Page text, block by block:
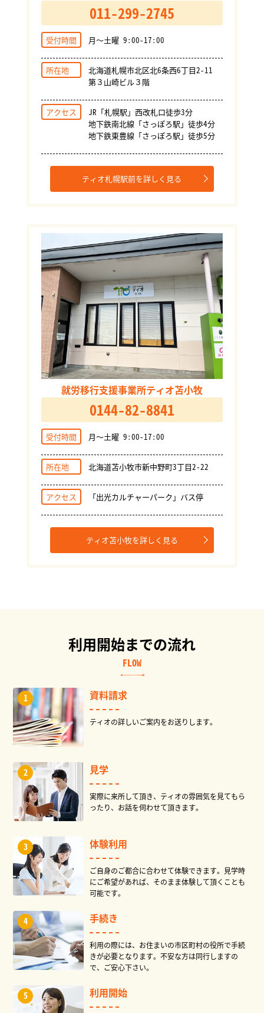
011-299-2745
受付時間 月～土曜 9:00-17:00
所在地
北海道札幌市北区北6条西6丁目2-11
第３山崎ビル３階
アクセス
JR「札幌駅」西改札口徒歩3分
地下鉄南北線「さっぽろ駅」徒歩4分
地下鉄東豊線「さっぽろ駅」徒歩5分
ティオ札幌駅前を詳しく見る
就労移行支援事業所ティオ苫小牧
0144-82-8841
受付時間 月～土曜 9:00-17:00
所在地 北海道苫小牧市新中野町3丁目2-22
アクセス 「出光カルチャーパーク」バス停
ティオ苫小牧を詳しく見る
利用開始までの流れ
FLOW
資料請求
ティオの詳しいご案内をお送りします。
見学
実際に来所して頂き、ティオの雰囲気を見てもら
ったり、お話を伺わせて頂きます。
体験利用
ご自身のご都合に合わせて体験できます。見学時
にご希望があれば、そのまま体験して頂くことも
可能です。
手続き
利用の際には、お住まいの市区町村の役所で手続
きが必要となります。不安な方は同行しますの
で、ご安心下さい。
利用開始